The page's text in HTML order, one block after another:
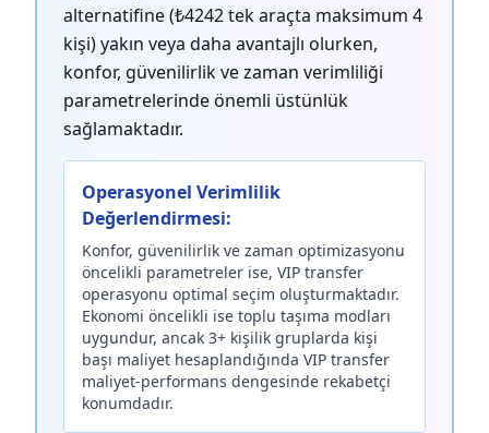
alternatifine (₺4242 tek araçta maksimum 4
kişi) yakın veya daha avantajlı olurken,
konfor, güvenilirlik ve zaman verimliliği
parametrelerinde önemli üstünlük
sağlamaktadır.
Operasyonel Verimlilik
Değerlendirmesi:
Konfor, güvenilirlik ve zaman optimizasyonu
öncelikli parametreler ise, VIP transfer
operasyonu optimal seçim oluşturmaktadır.
Ekonomi öncelikli ise toplu taşıma modları
uygundur, ancak 3+ kişilik gruplarda kişi
başı maliyet hesaplandığında VIP transfer
maliyet-performans dengesinde rekabetçi
konumdadır.